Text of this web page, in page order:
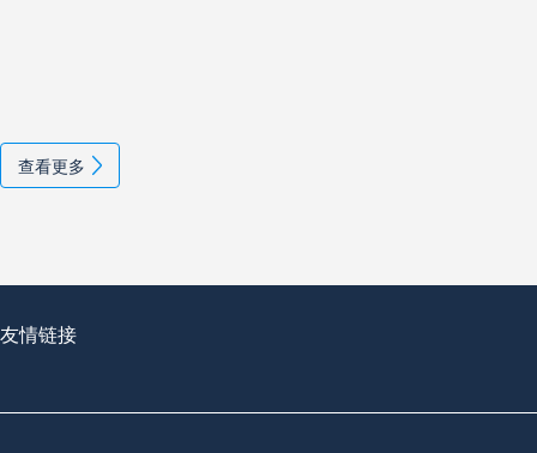
查看更多
友情链接